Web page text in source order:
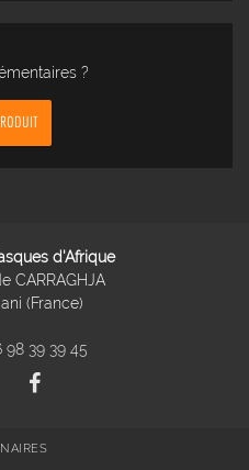
?
d'Afrique
CARRAGHJA
(France)
98 39 39 45